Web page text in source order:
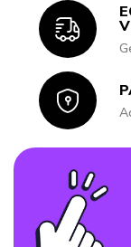
Icon
Icon